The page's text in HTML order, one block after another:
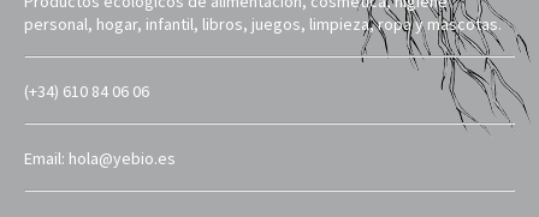
personal, hogar, infantil, libros, juegos, limpieza, ropa y mascotas.
(+34) 610 84 06 06
Email: hola@yebio.es